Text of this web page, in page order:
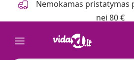
Nemokamas pristatymas
nei 80 €